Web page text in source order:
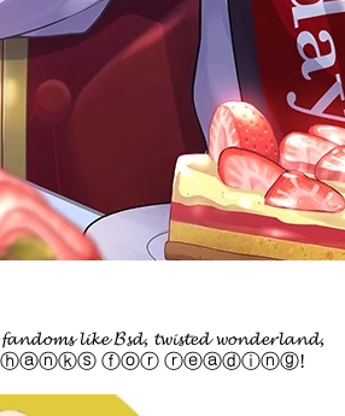
𝓵𝓲𝓴𝓮 𝓑𝓼𝓭, 𝓽𝔀𝓲𝓼𝓽𝓮𝓭 𝔀𝓸𝓷𝓭𝓮𝓻𝓵𝓪𝓷𝓭,
Ⓣⓗⓐⓝⓚⓢ ⓕⓞⓡ ⓡⓔⓐⓓⓘⓝⓖ!